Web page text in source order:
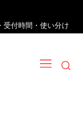
受付時間・使い分け